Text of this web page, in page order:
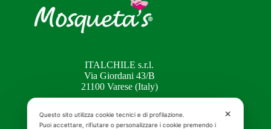
ITALCHILE s.r.l.
Via Giordani 43/B
21100 Varese (Italy)
Fax +39 0332 82.05.35
✕
Questo sito utilizza cookie tecnici e di profilazione.
Puoi accettare, rifiutare o personalizzare i cookie premendo i